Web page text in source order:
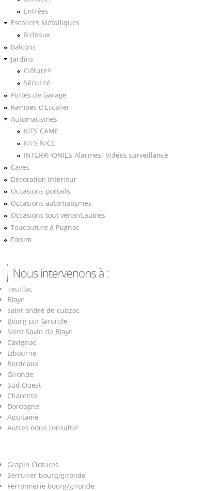
Entrées
Escaliers Métalliques
Rideaux
Balcons
Jardins
Clôtures
Sécurité
Portes de Garage
Rampes d'Escalier
Automatismes
KITS CAME
KITS NICE
INTERPHONIES-Alarmes- Vidéos surveillance
Caves
Décoration intèrieur
Occasions portails
Occasions automatismes
Occasions tout venant,autres
Toucouture à Pugnac
Forum
Nous intervenons à :
Teuillac
Blaye
saint andré de cubzac
Bourg sur Gironde
Saint Savin de Blaye
Cavignac
Libourne
Bordeaux
Gironde
Sud Ouest
Charente
Dordogne
Aquitaine
Autres nous consulter
Grapin Clotures
Serrurier bourg/gironde
Ferronnerie bourg/gironde